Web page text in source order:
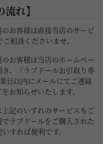
れ】
お客様は直接当店のサービ
ご相談くださいませ。
お客様は当店のホームペー
、「ラブドールお引取り専
日以内にメールにてご連絡
お知らせいたします。
記のいずれのサービスもご
ラブドールをご購入された
すれば便利です。